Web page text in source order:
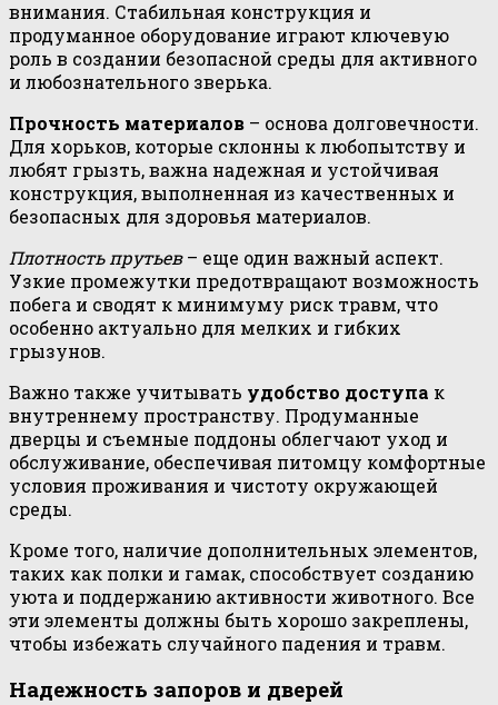
внимания. Стабильная конструкция и
продуманное оборудование играют ключевую
роль в создании безопасной среды для активного
и любознательного зверька.
Прочность материалов – основа долговечности.
Для хорьков, которые склонны к любопытству и
любят грызть, важна надежная и устойчивая
конструкция, выполненная из качественных и
безопасных для здоровья материалов.
Плотность прутьев– еще один важный аспект.
Узкие промежутки предотвращают возможность
побега и сводят к минимуму риск травм, что
особенно актуально для мелких и гибких
грызунов.
Важно также учитывать удобство доступа к
внутреннему пространству. Продуманные
дверцы и съемные поддоны облегчают уход и
обслуживание, обеспечивая питомцу комфортные
условия проживания и чистоту окружающей
среды.
Кроме того, наличие дополнительных элементов,
таких как полки и гамак, способствует созданию
уюта и поддержанию активности животного. Все
эти элементы должны быть хорошо закреплены,
чтобы избежать случайного падения и травм.
Надежность запоров и дверей